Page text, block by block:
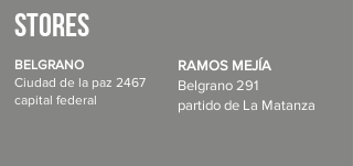
STORES
BELGRANO
Ciudad de la paz 2467
capital federal
RAMOS MEJÍA
Belgrano 291
partido de La Matanza